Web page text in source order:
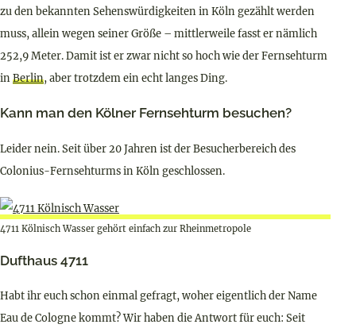
zu den bekannten Sehenswürdigkeiten in Köln gezählt werden
muss, allein wegen seiner Größe – mittlerweile fasst er nämlich
252,9 Meter. Damit ist er zwar nicht so hoch wie der Fernsehturm
inBerlin, aber trotzdem ein echt langes Ding.
Kann man den Kölner Fernsehturm besuchen?
Leider nein. Seit über 20 Jahren ist der Besucherbereich des
Colonius-Fernsehturms in Köln geschlossen.
4711 Kölnisch Wasser gehört einfach zur Rheinmetropole
Dufthaus 4711
Habt ihr euch schon einmal gefragt, woher eigentlich der Name
Eau de Cologne kommt? Wir haben die Antwort für euch: Seit